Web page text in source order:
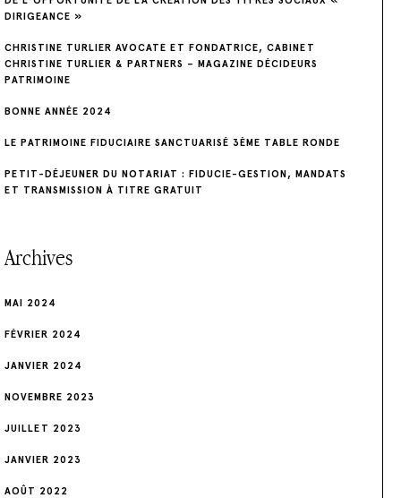
d
e
l
’
a
r
i
c
l
e
DIRIGEANCE »
CHRISTINE TURLIER AVOCATE ET FONDATRICE, CABINET
CHRISTINE TURLIER & PARTNERS – MAGAZINE DÉCIDEURS
PATRIMOINE
BONNE ANNÉE 2024
LE PATRIMOINE FIDUCIAIRE SANCTUARISÉ 3ÈME TABLE RONDE
PETIT-DÉJEUNER DU NOTARIAT : FIDUCIE-GESTION, MANDATS
ET TRANSMISSION À TITRE GRATUIT
Archives
MAI 2024
FÉVRIER 2024
JANVIER 2024
NOVEMBRE 2023
JUILLET 2023
JANVIER 2023
AOÛT 2022